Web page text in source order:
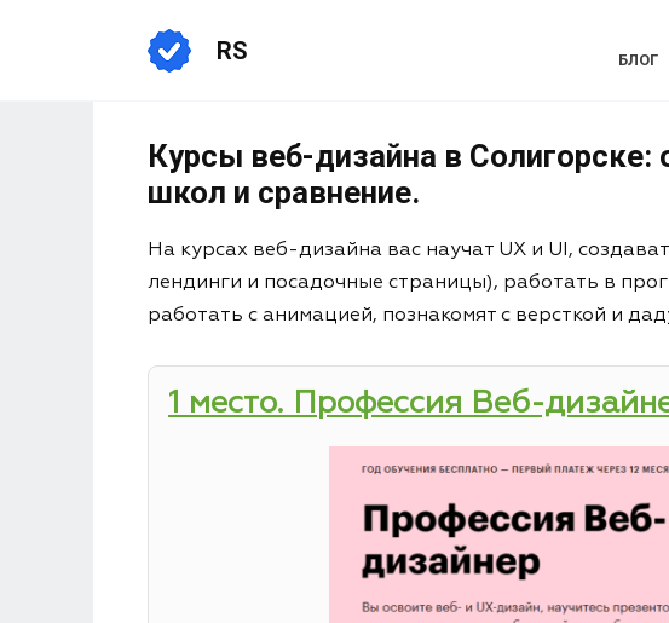
RS БЛОГ
Курсы веб-дизайна в Солигорске:
школ и сравнение.
На курсах веб-дизайна вас научат UX и UI,
лендинги и посадочные страницы), работать в
работать с анимацией, познакомят с версткой и
1 место. Профессия Веб-